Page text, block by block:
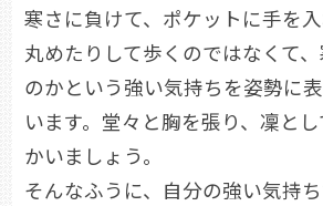
寒さに負けて、ポケットに手を
丸めたりして歩くのではなくて
のかという強い気持ちを姿勢に
います。堂々と胸を張り、凜と
かいましょう。
そんなふうに、自分の強い気持